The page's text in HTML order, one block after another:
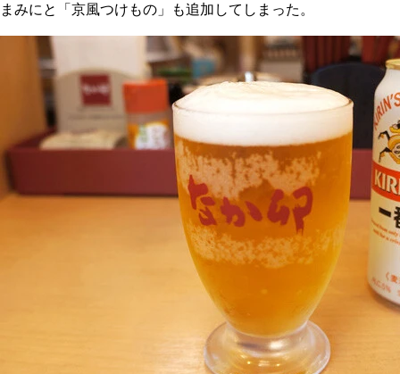
まみにと「京風つけもの」も追加してしまった。